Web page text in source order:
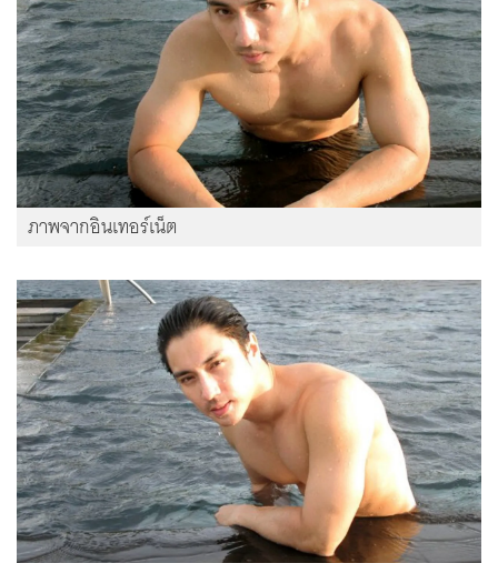
ภาพจากอินเทอร์เน็ต